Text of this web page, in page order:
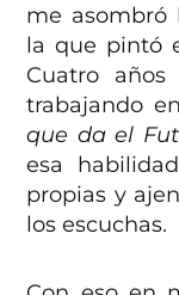
me asombró
la que pintó
Cuatro años
trabajando
que da el
esa
propias y
los escuchas.